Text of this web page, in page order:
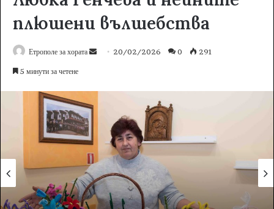
плюшени вълшебства
Етрополе за хората
i
l
20/02/2026 0 291
5 минути за четене